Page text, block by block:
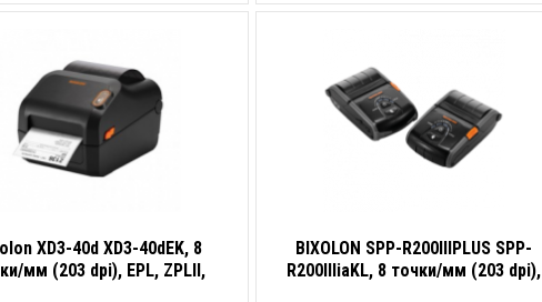
XD3-40d XD3-40dEK, 8
мм (203 dpi), EPL, ZPLII,
BIXOLON SPP-R200IIIPLUS SPP-
R200IIIiaKL, 8 точки/мм (203 dpi),